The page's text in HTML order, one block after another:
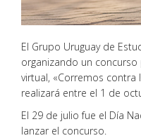
El Grupo Uruguay de
organizando un
virtual, «Corremos contra
realizará entre el 1 de
El 29 de julio fue el Día
lanzar el concurso.